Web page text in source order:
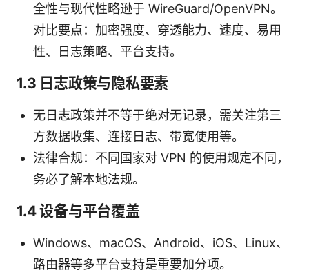
全性与现代性略逊于 WireGuard/OpenVPN。
对比要点：加密强度、穿透能力、速度、易用
性、日志策略、平台支持。
1.3 日志政策与隐私要素
无日志政策并不等于绝对无记录，需关注第三
方数据收集、连接日志、带宽使用等。
法律合规：不同国家对 VPN 的使用规定不同，
务必了解本地法规。
1.4 设备与平台覆盖
Windows、macOS、Android、iOS、Linux、
路由器等多平台支持是重要加分项。